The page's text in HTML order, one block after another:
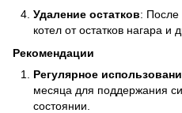
Удаление остатков: После
котел от остатков нагара и
Рекомендации
Регулярное
месяца для поддержания
состоянии.